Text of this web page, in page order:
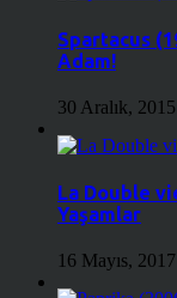
Spartacus
Adam!
30 Aralık, 2015
La Double
Yaşamlar
16 Mayıs, 2017